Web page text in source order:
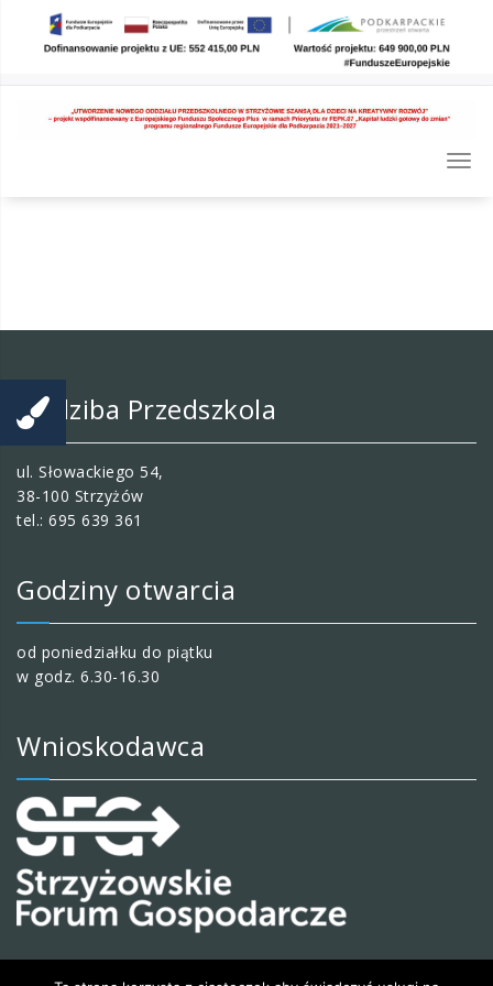
Siedziba Przedszkola
ul. Słowackiego 54,
38-100 Strzyżów
tel.: 695 639 361
Godziny otwarcia
od poniedziałku do piątku
w godz. 6.30-16.30
Wnioskodawca